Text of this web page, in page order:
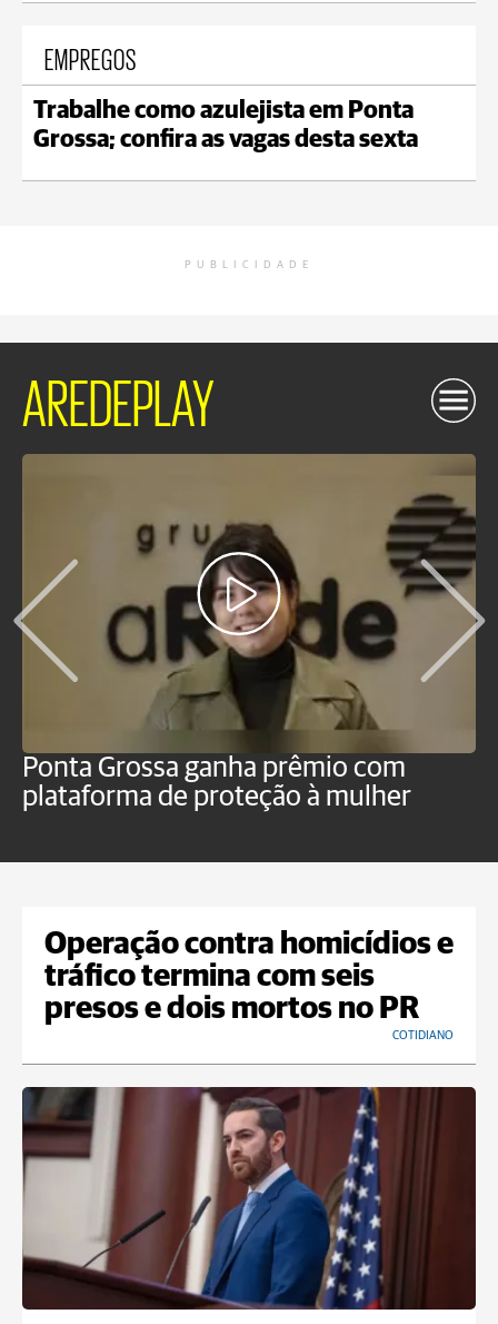
EMPREGOS
Trabalhe como azulejista em Ponta
Grossa; confira as vagas desta sexta
PUBLICIDADE
AREDEPLAY
Ponta Grossa ganha prêmio com
plataforma de proteção à mulher
Operação contra homicídios e
tráfico termina com seis
presos e dois mortos no PR
COTIDIANO